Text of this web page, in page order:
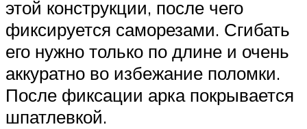
этой конструкции, после чего
фиксируется саморезами. Сгибать
его нужно только по длине и очень
аккуратно во избежание поломки.
После фиксации арка покрывается
шпатлевкой.